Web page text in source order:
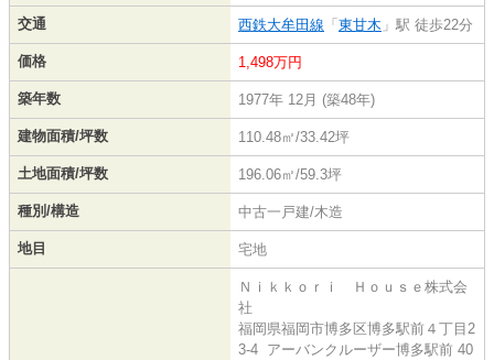
交通 西鉄大牟田線 「 東甘木 」駅 徒歩22分
価格 1,498万円
築年数 1977年 12月 (築48年)
建物面積/坪数 110.48㎡/33.42坪
土地面積/坪数 196.06㎡/59.3坪
種別/構造 中古一戸建/木造
地目 宅地
Ｎｉｋｋｏｒｉ Ｈｏｕｓｅ株式会
社
福岡県福岡市博多区博多駅前４丁目2
3-4 アーバンクルーザー博多駅前 40